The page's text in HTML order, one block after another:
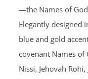
—the Names of
Elegantly designed
blue and gold
covenant Names of
Nissi, Jehovah